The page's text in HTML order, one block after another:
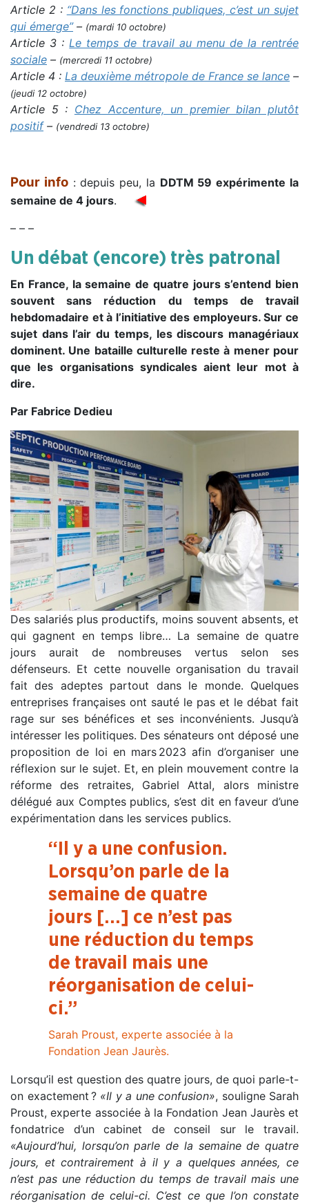
Article 2 : “Dans les fonctions publiques, c’est un sujet
qui émerge”– (mardi 10 octobre)
Article 3 : Le temps de travail au menu de la rentrée
sociale – (mercredi 11 octobre)
Article 4 : La deuxième métropole de France se lance –
(jeudi 12 octobre)
Article 5 : Chez Accenture, un premier bilan plutôt
positif– (vendredi 13 octobre)
Pour info : depuis peu, la DDTM 59 expérimente la
semaine de 4 jours.
– – –
Un débat (encore) très patronal
En France, la semaine de quatre jours s’entend bien
souvent sans réduction du temps de travail
hebdomadaire et à l’initiative des employeurs. Sur ce
sujet dans l’air du temps, les discours managériaux
dominent. Une bataille culturelle reste à mener pour
que les organisations syndicales aient leur mot à
dire.
Par Fabrice Dedieu
Des salariés plus productifs, moins souvent absents, et
qui gagnent en temps libre… La semaine de quatre
jours aurait de nombreuses vertus selon ses
défenseurs. Et cette nouvelle organisation du travail
fait des adeptes partout dans le monde. Quelques
entreprises françaises ont sauté le pas et le débat fait
rage sur ses bénéfices et ses inconvénients. Jusqu’à
intéresser les politiques. Des sénateurs ont déposé une
proposition de loi en mars 2023 afin d’organiser une
réflexion sur le sujet. Et, en plein mouvement contre la
réforme des retraites, Gabriel Attal, alors ministre
délégué aux Comptes publics, s’est dit en faveur d’une
expérimentation dans les services publics.
“Il y a une confusion.
Lorsqu’on parle de la
semaine de quatre
jours […] ce n’est pas
une réduction du temps
de travail mais une
réorganisation de celui-
ci.”
Sarah Proust, experte associée à la
Fondation Jean Jaurès.
Lorsqu’il est question des quatre jours, de quoi parle-t-
on exactement ? «Il y a une confusion», souligne Sarah
Proust, experte associée à la Fondation Jean Jaurès et
fondatrice d’un cabinet de conseil sur le travail.
«Aujourd’hui, lorsqu’on parle de la semaine de quatre
jours, et contrairement à il y a quelques années, ce
n’est pas une réduction du temps de travail mais une
réorganisation de celui-ci. C’est ce que l’on constate